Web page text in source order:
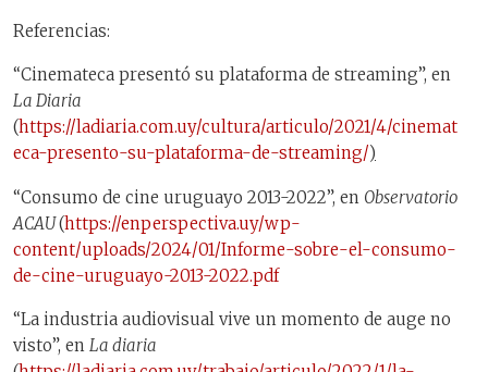
Referencias:
“Cinemateca presentó su plataforma de streaming”, en
La Diaria
(https://ladiaria.com.uy/cultura/articulo/2021/4/cinemat
eca-presento-su-plataforma-de-streaming/)
“Consumo de cine uruguayo 2013-2022”, en Observatorio
ACAU(https://enperspectiva.uy/wp-
content/uploads/2024/01/Informe-sobre-el-consumo-
de-cine-uruguayo-2013-2022.pdf
“La industria audiovisual vive un momento de auge no
visto”, en La diaria